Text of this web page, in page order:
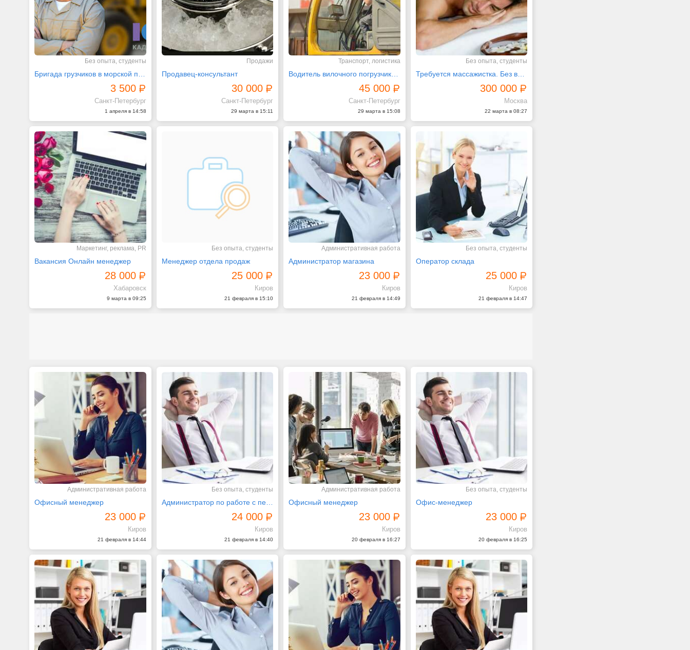
Без опыта, студенты
3 500
Санкт-Петербург
1 апреля в 14:58
Продажи
Продавец-консультант
30 000
Санкт-Петербург
29 марта в 15:11
Транспорт, логистика
45 000
Санкт-Петербург
29 марта в 15:08
Без опыта, студенты
Требуется массажистка. Без выездов и интима
300 000
Москва
22 марта в 08:27
Маркетинг, реклама, PR
Вакансия Онлайн менеджер
28 000
Хабаровск
9 марта в 09:25
Без опыта, студенты
Менеджер отдела продаж
25 000
Киров
21 февраля в 15:10
Административная работа
Администратор магазина
23 000
Киров
21 февраля в 14:49
Без опыта, студенты
Оператор склада
25 000
Киров
21 февраля в 14:47
Административная работа
Офисный менеджер
23 000
Киров
21 февраля в 14:44
Без опыта, студенты
Администратор по работе с персоналом
24 000
Киров
21 февраля в 14:40
Административная работа
Офисный менеджер
23 000
Киров
20 февраля в 16:27
Без опыта, студенты
Офис-менеджер
23 000
Киров
20 февраля в 16:25